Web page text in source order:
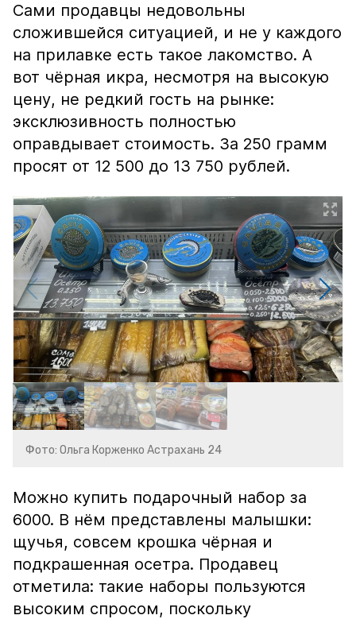
Сами продавцы недовольны
сложившейся ситуацией, и не у каждого
на прилавке есть такое лакомство. А
вот чёрная икра, несмотря на высокую
цену, не редкий гость на рынке:
эксклюзивность полностью
оправдывает стоимость. За 250 грамм
просят от 12 500 до 13 750 рублей.
Фото: Ольга Корженко Астрахань 24
Можно купить подарочный набор за
6000. В нём представлены малышки:
щучья, совсем крошка чёрная и
подкрашенная осетра. Продавец
отметила: такие наборы пользуются
высоким спросом, поскольку